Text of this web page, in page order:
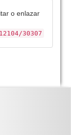
o enlazar
30307